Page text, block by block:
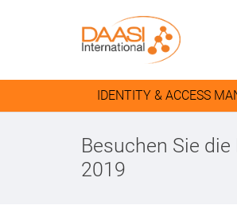
IDENTITY & ACCESS
Besuchen Sie
2019